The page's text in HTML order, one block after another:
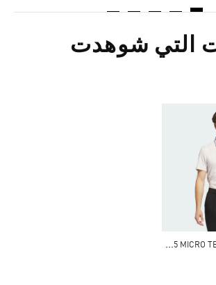
التي شوهدت
ق
ميص بولو ULTIMATE365 MICRO TEXTURE